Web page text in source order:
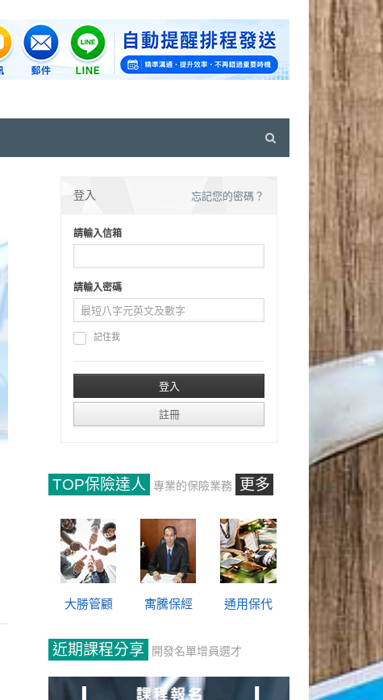
登入 忘記您的密碼？
請輸入信箱
請輸入密碼
記住我
TOP保險達人 專業的保險業務 更多
大勝管顧 寓騰保經 通用保代
近期課程分享 開發名單增員選才